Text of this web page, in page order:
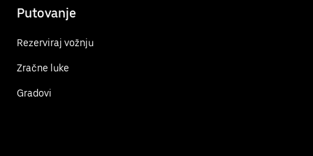
Putovanje
Rezerviraj vožnju
Zračne luke
Gradovi